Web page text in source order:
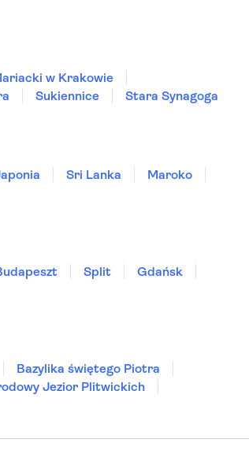
w Krakowie
Sukiennice
Stara Synagoga
Sri Lanka
Maroko
Split
Gdańsk
Bazylika świętego Piotra
Jezior Plitwickich